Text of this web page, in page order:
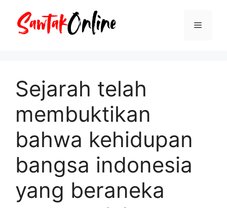
Menu
Sejarah telah
membuktikan
bahwa kehidupan
bangsa indonesia
yang beraneka